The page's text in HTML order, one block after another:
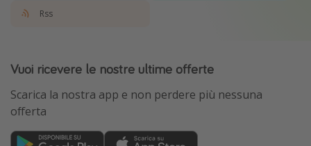
Rss
Vuoi ricevere le nostre ultime offerte
Scarica la nostra app e non perdere più nessuna
offerta